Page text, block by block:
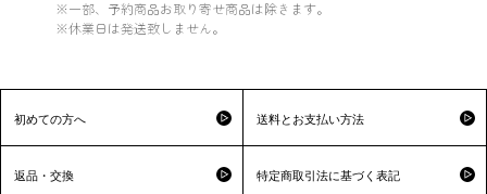
※一部、予約商品お取り寄せ商品は除きます。
※休業日は発送致しません。
初めての方へ 送料とお支払い方法
返品・交換 特定商取引法に基づく表記